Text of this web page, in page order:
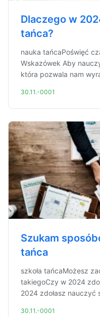
Dlaczego w
tańca?
nauka tańcaPoświęć
Wskazówek Aby
która pozwala nam
30.11.-0001
Szukam
tańca
szkoła tańcaMożesz
takiegoCzy w 2024
2024 zdołasz nauczyć
30.11.-0001